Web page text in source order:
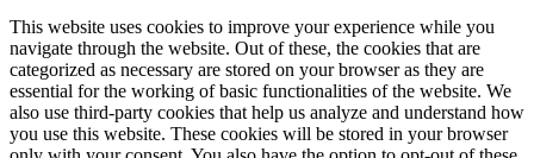
This website uses cookies to improve your experience while you
navigate through the website. Out of these, the cookies that are
categorized as necessary are stored on your browser as they are
essential for the working of basic functionalities of the website. We
also use third-party cookies that help us analyze and understand how
you use this website. These cookies will be stored in your browser